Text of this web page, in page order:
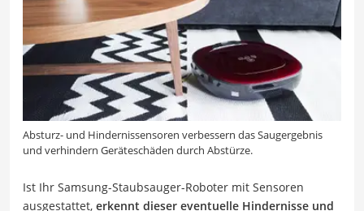
Absturz- und Hindernissensoren verbessern das Saugergebnis
und verhindern Geräteschäden durch Abstürze.
Ist Ihr Samsung-Staubsauger-Roboter mit Sensoren
ausgestattet, erkennt dieser eventuelle Hindernisse und